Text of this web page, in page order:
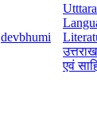
devbhumi
एवं